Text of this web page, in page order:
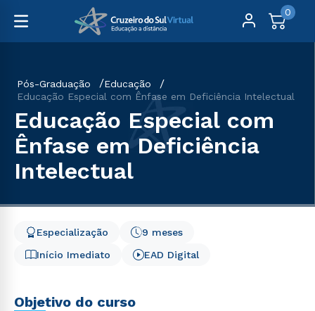
0
Pós-Graduação
Educação
Educação Especial com Ênfase em Deficiência Intelectual
Educação Especial com
Ênfase em Deficiência
Intelectual
Início Imediato
9 meses
Especialização
EAD Digital
Objetivo do curso